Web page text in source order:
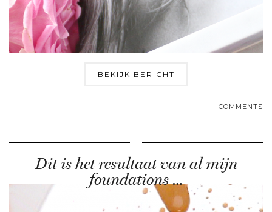
BEKIJK BERICHT
COMMENTS
Dit is het resultaat van al mijn
foundations …